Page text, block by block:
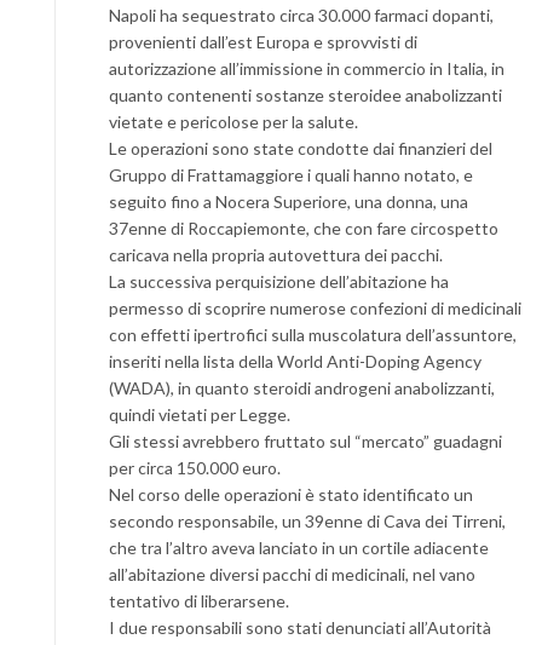
Napoli ha sequestrato circa 30.000 farmaci dopanti,
provenienti dall’est Europa e sprovvisti di
autorizzazione all’immissione in commercio in Italia, in
quanto contenenti sostanze steroidee anabolizzanti
vietate e pericolose per la salute.
Le operazioni sono state condotte dai finanzieri del
Gruppo di Frattamaggiore i quali hanno notato, e
seguito fino a Nocera Superiore, una donna, una
37enne di Roccapiemonte, che con fare circospetto
caricava nella propria autovettura dei pacchi.
La successiva perquisizione dell’abitazione ha
permesso di scoprire numerose confezioni di medicinali
con effetti ipertrofici sulla muscolatura dell’assuntore,
inseriti nella lista della World Anti-Doping Agency
(WADA), in quanto steroidi androgeni anabolizzanti,
quindi vietati per Legge.
Gli stessi avrebbero fruttato sul “mercato” guadagni
per circa 150.000 euro.
Nel corso delle operazioni è stato identificato un
secondo responsabile, un 39enne di Cava dei Tirreni,
che tra l’altro aveva lanciato in un cortile adiacente
all’abitazione diversi pacchi di medicinali, nel vano
tentativo di liberarsene.
I due responsabili sono stati denunciati all’Autorità